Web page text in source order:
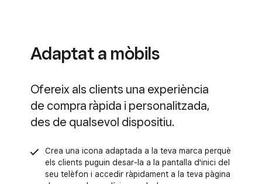
Adaptat a mòbils
Ofereix als clients una experiència
de compra ràpida i personalitzada,
des de qualsevol dispositiu.
Crea una icona adaptada a la teva marca perquè
els clients puguin desar-la a la pantalla d'inici del
seu telèfon i accedir ràpidament a la teva pàgina